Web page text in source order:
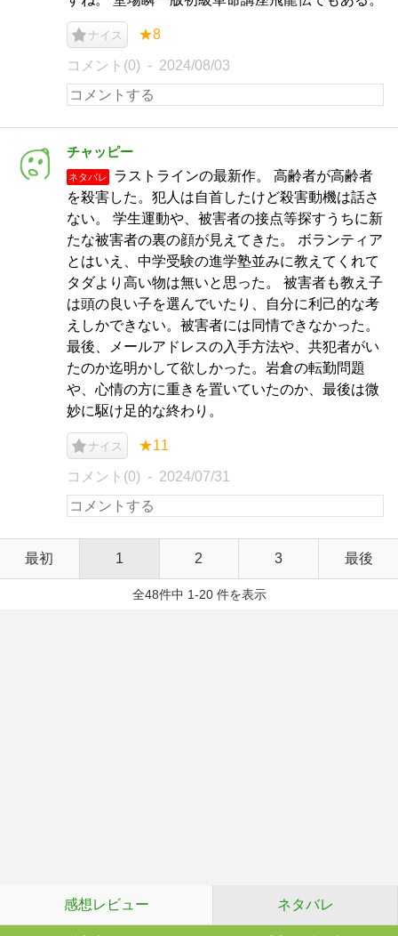
ナイス ★8
コメント(0) 2024/08/03
チャッピー
ネタバレ
ラストラインの最新作。 高齢者が高齢者
を殺害した。犯人は自首したけど殺害動機は話さ
ない。 学生運動や、被害者の接点等探すうちに新
たな被害者の裏の顔が見えてきた。 ボランティア
とはいえ、中学受験の進学塾並みに教えてくれて
タダより高い物は無いと思った。 被害者も教え子
は頭の良い子を選んでいたり、自分に利己的な考
えしかできない。被害者には同情できなかった。
最後、メールアドレスの入手方法や、共犯者がい
たのか迄明かして欲しかった。岩倉の転勤問題
や、心情の方に重きを置いていたのか、最後は微
妙に駆け足的な終わり。
ナイス ★11
コメント(0) 2024/07/31
最初 1 2 3 最後
全48件中 1-20 件を表示
感想レビュー ネタバレ